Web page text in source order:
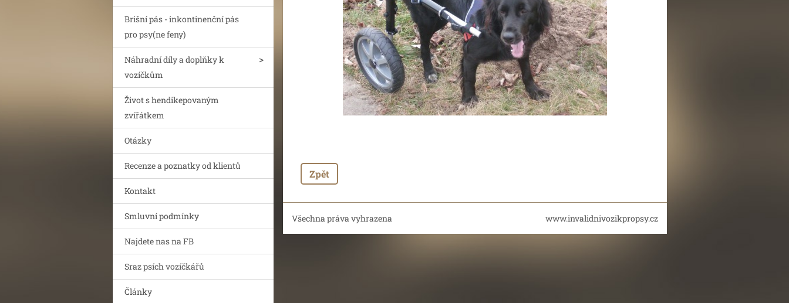
Brišní pás - inkontinenční pás
pro psy(ne feny)
Náhradní díly a doplňky k
vozíčkům
Život s hendikepovaným
zvířátkem
Otázky
Recenze a poznatky od klientů
Kontakt
Smluvní podmínky
Najdete nas na FB
Sraz psích vozíčkářů
Články
Zpět
Všechna práva vyhrazena www.invalidnivozikpropsy.cz